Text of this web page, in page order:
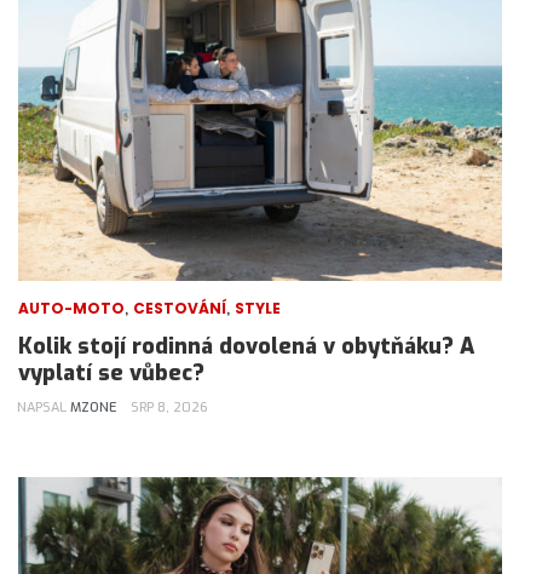
AUTO-MOTO, CESTOVÁNÍ, STYLE
Kolik stojí rodinná dovolená v obytňáku? A
vyplatí se vůbec?
NAPSAL MZONE SRP 8, 2026